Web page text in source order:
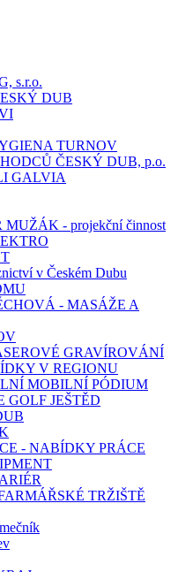
s.r.o.
DUB
TURNOV
ČESKÝ DUB, p.o.
GALVIA
- projekční činnost
v Českém Dubu
- MASÁŽE A
GRAVÍROVÁNÍ
V REGIONU
MOBILNÍ PÓDIUM
GOLF JEŠTĚD
- NABÍDKY PRÁCE
TRŽIŠTĚ